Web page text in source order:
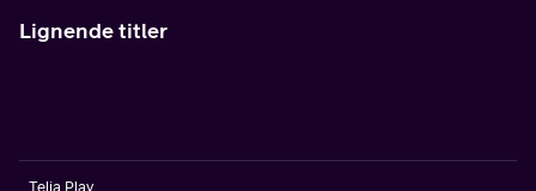
Lignende titler
Telia Play